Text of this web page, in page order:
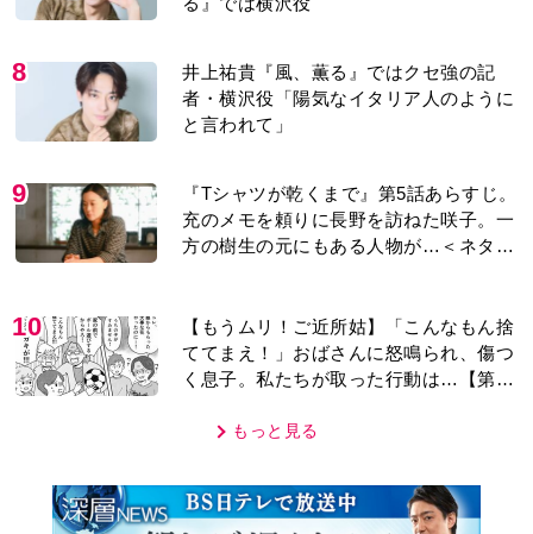
8
井上祐貴『風、薫る』ではクセ強の記
者・横沢役「陽気なイタリア人のように
と言われて」
9
『Tシャツが乾くまで』第5話あらすじ。
充のメモを頼りに長野を訪ねた咲子。一
方の樹生の元にもある人物が…＜ネタバ
10
【もうムリ！ご近所姑】「こんなもん捨
ててまえ！」おばさんに怒鳴られ、傷つ
く息子。私たちが取った行動は…【第3
もっと見る